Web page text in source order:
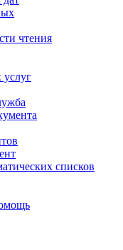
чтения
услуг
списков